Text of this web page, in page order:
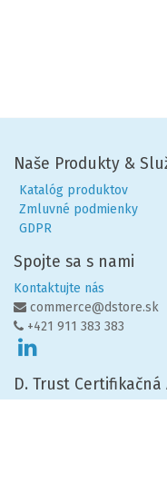
Naše Produkty &
Katalóg produktov
Zmluvné podmienky
GDPR
Spojte sa s nami
Kontaktujte nás
commerce@dstore.sk
+421 911 383 383
D. Trust